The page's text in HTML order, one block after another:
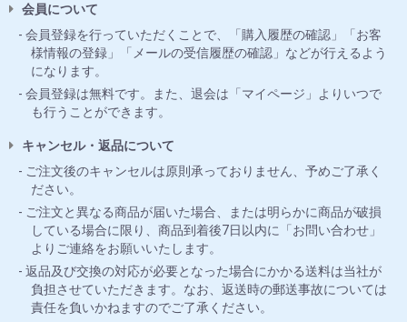
会員について
会員登録を行っていただくことで、「購入履歴の確認」「お客
様情報の登録」「メールの受信履歴の確認」などが行えるよう
になります。
会員登録は無料です。また、退会は「マイページ」よりいつで
も行うことができます。
キャンセル・返品について
ご注文後のキャンセルは原則承っておりません、予めご了承く
ださい。
ご注文と異なる商品が届いた場合、または明らかに商品が破損
している場合に限り、商品到着後7日以内に「お問い合わせ」
よりご連絡をお願いいたします。
返品及び交換の対応が必要となった場合にかかる送料は当社が
負担させていただきます。なお、返送時の郵送事故については
責任を負いかねますのでご了承ください。